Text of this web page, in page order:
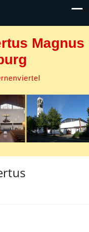
Magnus